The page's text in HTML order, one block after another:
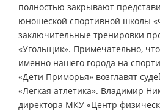
полностью закрывают
юношеской спортивной школы
заключительные тренировки
«Угольщик». Примечательно,
именно нашего города на
«Дети Приморья» возглавят
«Легкая атлетика». Владимир
директора МКУ «Центр